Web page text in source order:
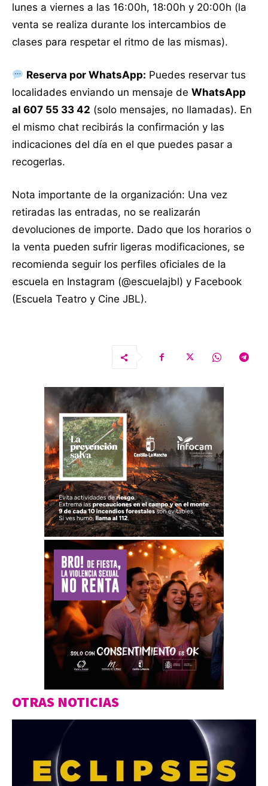
lunes a viernes a las 16:00h, 18:00h y 20:00h (la
venta se realiza durante los intercambios de
clases para respetar el ritmo de las mismas).
Reserva por WhatsApp: Puedes reservar tus
localidades enviando un mensaje de WhatsApp
al 607 55 33 42 (solo mensajes, no llamadas). En
el mismo chat recibirás la confirmación y las
indicaciones del día en el que puedes pasar a
recogerlas.
Nota importante de la organización: Una vez
retiradas las entradas, no se realizarán
devoluciones de importe. Dado que los horarios o
la venta pueden sufrir ligeras modificaciones, se
recomienda seguir los perfiles oficiales de la
escuela en Instagram (@escuelajbl) y Facebook
(Escuela Teatro y Cine JBL).
OTRAS NOTICIAS